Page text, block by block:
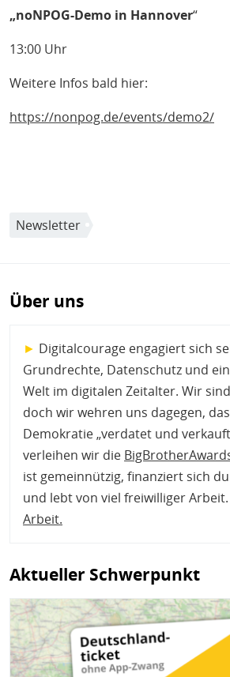
„noNPOG-Demo in Hannover“
13:00 Uhr
Weitere Infos bald hier:
https://nonpog.de/events/demo2/
Newsletter
Über uns
► Digitalcourage engagiert sich
Grundrechte, Datenschutz und
Welt im digitalen Zeitalter. Wir
doch wir wehren uns dagegen,
Demokratie „verdatet und
verleihen wir die
ist gemeinnützig, finanziert sich
und lebt von viel freiwilliger Arbeit.
Arbeit.
Aktueller Schwerpunkt
Bild